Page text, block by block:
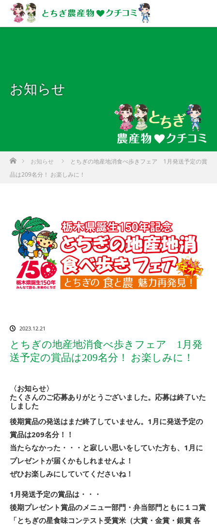
お知らせ
ホームお知らせ
とちぎの地産地消食べ歩きフェア 1月発送予定の賞
品は209名分！ お楽しみに！
2023.12.21
とちぎの地産地消食べ歩きフェア 1月発
送予定の賞品は209名分！ お楽しみに！
〈お知らせ〉
たくさんのご応募ありがとうございました。応募は終了いた
しました
後期賞品の発送はまだ終了していません。1月に発送予定の
賞品は209名分！！
当たらなかった・・・と寂しい思いをしていた方も、1月に
プレゼントが届くかもしれませんよ！
ぜひお楽しみにしていてくださいね！
1月発送予定の賞品は・・・
後期プレゼント賞品のメニュー部門・弁当部門ともに１コ賞
「とちぎの星食味コンテスト受賞米（大賞・金賞・銀賞 各